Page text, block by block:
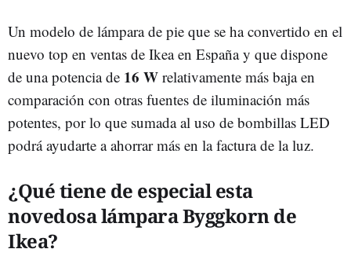
Un modelo de lámpara de pie que se ha convertido en el
nuevo top en ventas de Ikea en España y que dispone
de una potencia de 16 W relativamente más baja en
comparación con otras fuentes de iluminación más
potentes, por lo que sumada al uso de bombillas LED
podrá ayudarte a ahorrar más en la factura de la luz.
¿Qué tiene de especial esta
novedosa lámpara Byggkorn de
Ikea?